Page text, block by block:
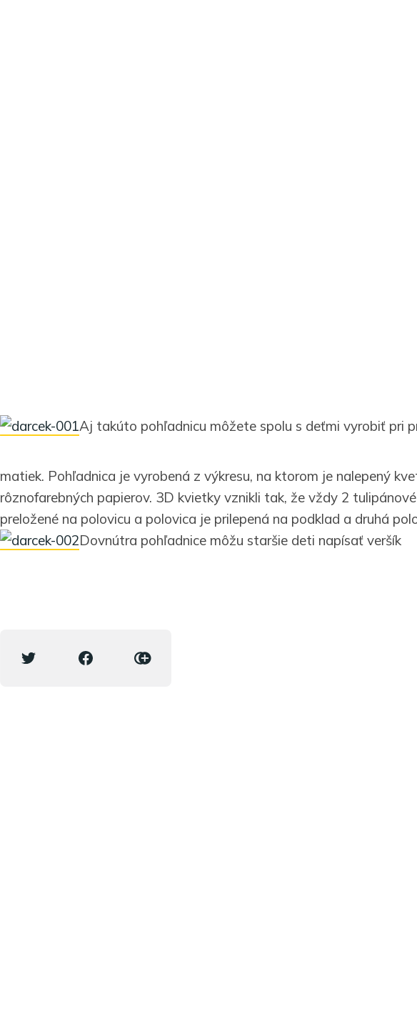
Aj takúto pohľadnicu môžete spolu s deťmi vyrobiť pri
matiek. Pohľadnica je vyrobená z výkresu, na ktorom je nalepený
rôznofarebných papierov. 3D kvietky vznikli tak, že vždy 2
preložené na polovicu a polovica je prilepená na podklad a druhá
Dovnútra pohľadnice môžu staršie deti napísať veršík